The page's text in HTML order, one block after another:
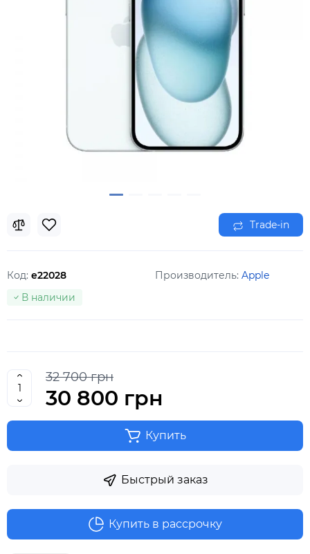
Trade-in
Код: e22028 Производитель: Apple
В наличии
32 700 грн
30 800 грн
Купить
Быстрый заказ
Купить в рассрочку